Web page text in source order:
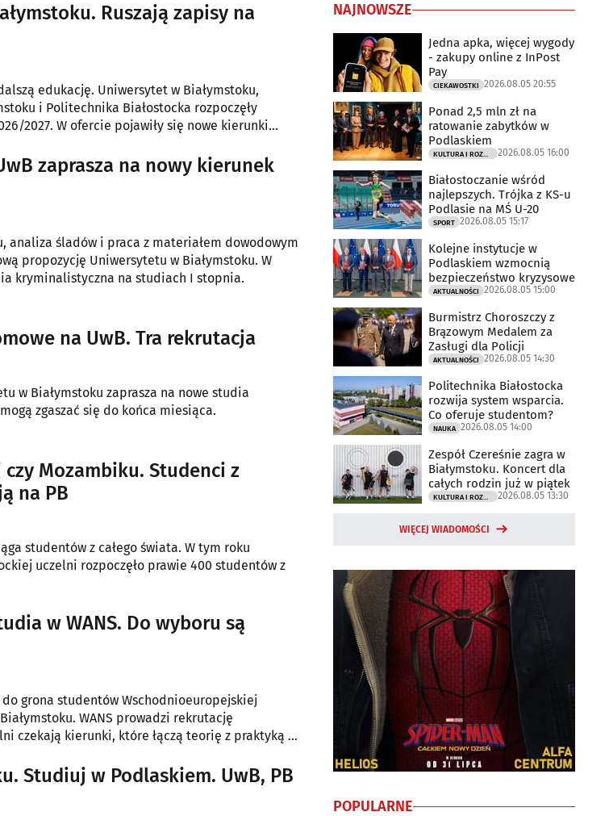
Ruszają zapisy na
edukację. Uniwersytet w Białymstoku,
i Politechnika Białostocka rozpoczęły
2027. W ofercie pojawiły się nowe kierunki
zaprasza na nowy kierunek
analiza śladów i praca z materiałem dowodowym
propozycję Uniwersytetu w Białymstoku. W
kryminalistyczna na studiach I stopnia.
na UwB. Tra rekrutacja
w Białymstoku zaprasza na nowe studia
zgaszać się do końca miesiąca.
czy Mozambiku. Studenci z
na PB
studentów z całego świata. W tym roku
uczelni rozpoczęło prawie 400 studentów z
w WANS. Do wyboru są
do grona studentów Wschodnioeuropejskiej
WANS prowadzi rekrutację
czekają kierunki, które łączą teorię z praktyką i
Studiuj w Podlaskiem. UwB, PB
NAJNOWSZE
Jedna apka, więcej wygody
- zakupy online z InPost
Pay
CIEKAWOSTKI 2026.08.05 20:55
Ponad 2,5 mln zł na
ratowanie zabytków w
Podlaskiem
2026.08.05 16:00
Białostoczanie wśród
najlepszych. Trójka z KS-u
Podlasie na MŚ U-20
SPORT 2026.08.05 15:17
Kolejne instytucje w
Podlaskiem wzmocnią
bezpieczeństwo kryzysowe
AKTUALNOŚCI 2026.08.05 15:00
Burmistrz Choroszczy z
Brązowym Medalem za
Zasługi dla Policji
AKTUALNOŚCI 2026.08.05 14:30
Politechnika Białostocka
rozwija system wsparcia.
Co oferuje studentom?
NAUKA 2026.08.05 14:00
Zespół Czereśnie zagra w
Białymstoku. Koncert dla
całych rodzin już w piątek
2026.08.05 13:30
WIĘCEJ WIADOMOŚCI
POPULARNE